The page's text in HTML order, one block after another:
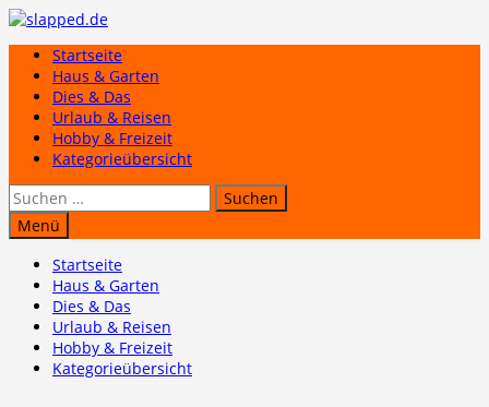
Zum
springenStartseite
Haus & Garten
Dies & Das
Urlaub & Reisen
Hobby & Freizeit
Kategorieübersicht
Suchen
nach:
Menü
Startseite
Haus & Garten
Dies & Das
Urlaub & Reisen
Hobby & Freizeit
Kategorieübersicht